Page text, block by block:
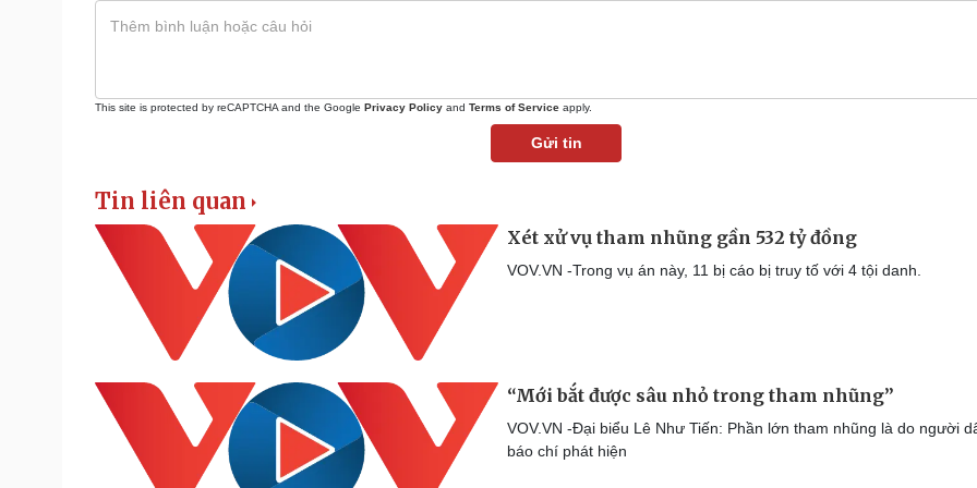
This site is protected by reCAPTCHA and the Google Privacy Policy and Terms of Service apply.
Gửi tin
Tin liên quan
Xét xử vụ tham nhũng gần 532 tỷ đồng
VOV.VN -Trong vụ án này, 11 bị cáo bị truy tố với 4 tội danh.
“Mới bắt được sâu nhỏ trong tham nhũng”
VOV.VN -Đại biểu Lê Như Tiến: Phần lớn tham nhũng là do người
báo chí phát hiện